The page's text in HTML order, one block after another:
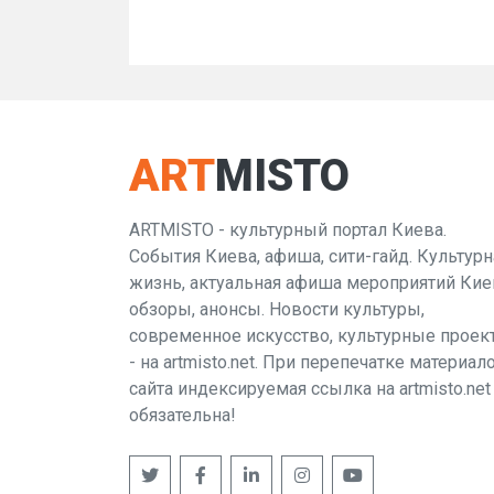
ARTMISTO
ARTMISTO - культурный портал Киева.
События Киева, афиша, сити-гайд.
жизнь, актуальная афиша мероприятий
обзоры, анонсы. Новости культуры,
современное искусство, культурные
- на artmisto.net. При перепечатке
сайта индексируемая ссылка на artmisto.net
обязательна!